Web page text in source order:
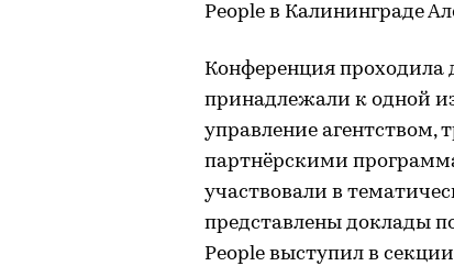
People в Калининграде
Конференция проходила
принадлежали к одной
управление агентством,
партнёрскими
участвовали в
представлены доклады
People выступил в